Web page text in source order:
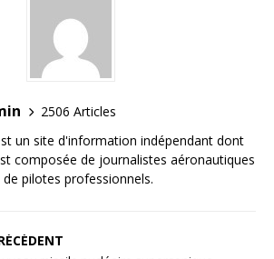
2506 Articles
un site d'information indépendant dont
composée de journalistes aéronautiques
de pilotes professionnels.